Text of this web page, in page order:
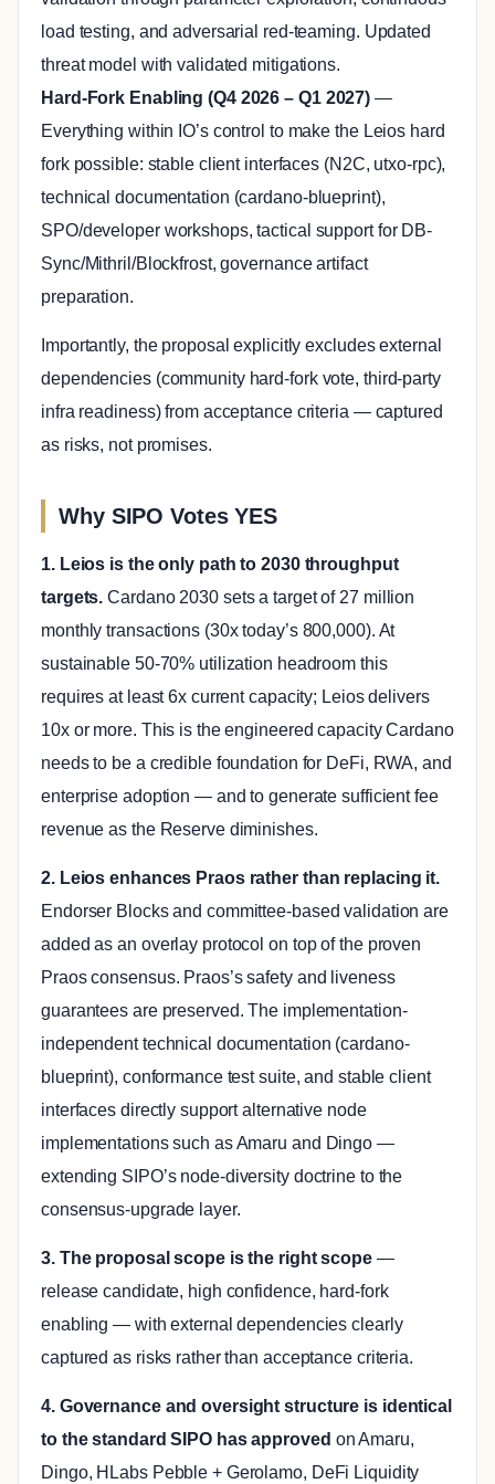
load testing, and adversarial red-teaming. Updated
threat model with validated mitigations.
Hard-Fork Enabling (Q4 2026 – Q1 2027) —
Everything within IO’s control to make the Leios hard
fork possible: stable client interfaces (N2C, utxo-rpc),
technical documentation (cardano-blueprint),
SPO/developer workshops, tactical support for DB-
Sync/Mithril/Blockfrost, governance artifact
preparation.
Importantly, the proposal explicitly excludes external
dependencies (community hard-fork vote, third-party
infra readiness) from acceptance criteria — captured
as risks, not promises.
Why SIPO Votes YES
1. Leios is the only path to 2030 throughput
targets. Cardano 2030 sets a target of 27 million
monthly transactions (30x today’s 800,000). At
sustainable 50-70% utilization headroom this
requires at least 6x current capacity; Leios delivers
10x or more. This is the engineered capacity Cardano
needs to be a credible foundation for DeFi, RWA, and
enterprise adoption — and to generate sufficient fee
revenue as the Reserve diminishes.
2. Leios enhances Praos rather than replacing it.
Endorser Blocks and committee-based validation are
added as an overlay protocol on top of the proven
Praos consensus. Praos’s safety and liveness
guarantees are preserved. The implementation-
independent technical documentation (cardano-
blueprint), conformance test suite, and stable client
interfaces directly support alternative node
implementations such as Amaru and Dingo —
extending SIPO’s node-diversity doctrine to the
consensus-upgrade layer.
3. The proposal scope is the right scope —
release candidate, high confidence, hard-fork
enabling — with external dependencies clearly
captured as risks rather than acceptance criteria.
4. Governance and oversight structure is identical
to the standard SIPO has approved on Amaru,
Dingo, HLabs Pebble + Gerolamo, DeFi Liquidity